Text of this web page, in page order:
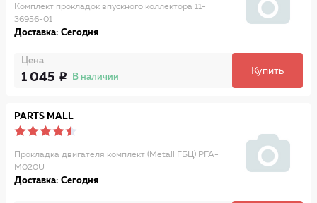
Комплект прокладок впускного коллектора 11-
36956-01
Доставка: Сегодня
Цена
1 045 В наличии
Купить
PARTS MALL
Прокладка двигателя комплект (Metall ГБЦ) PFA-
M020U
Доставка: Сегодня